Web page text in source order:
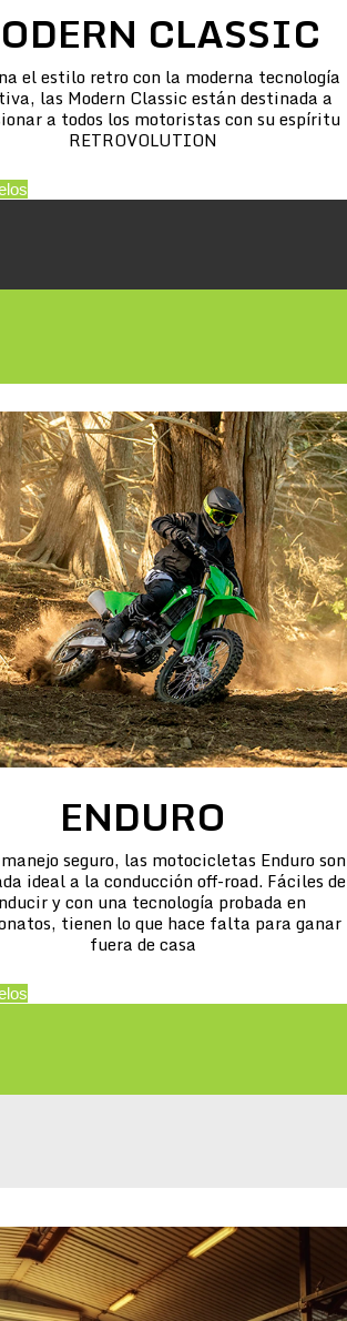
CLASSIC
el estilo retro con la moderna tecnología
las Modern Classic están destinada a
a todos los motoristas con su espíritu
RETROVOLUTION
ENDURO
seguro, las motocicletas Enduro son
ideal a la conducción off-road. Fáciles de
y con una tecnología probada en
tienen lo que hace falta para ganar
fuera de casa